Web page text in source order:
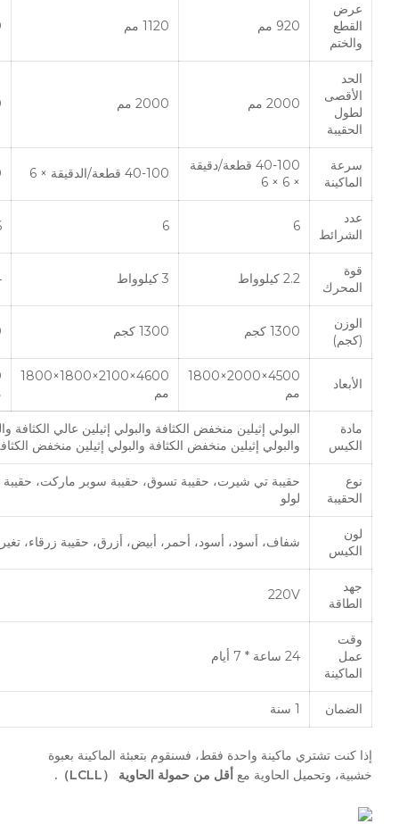
عرض
القطع
والختم
920 مم 1120 مم
الحد
الأقصى
لطول
الحقيبة
2000 مم 2000 مم
سرعة
الماكينة
40-100 قطعة/دقيقة
× 6 × 6
40-100 قطعة/الدقيقة × 6
عدد
الشرائط
6
6
قوة
المحرك
2.2 كيلوواط 3 كيلوواط 4
الوزن
(كجم)
1300 كجم 1300 كجم
الأبعاد
4500×2000×1800
مم
4600×2100×1800×1800
مم
مادة
الكيس
البولي إثيلين منخفض الكثافة والبولي إثيلين عالي الكثافة
والبولي إثيلين منخفض الكثافة والبولي إثيلين منخفض
نوع
الحقيبة
حقيبة تي شيرت، حقيبة تسوق، حقيبة سوبر ماركت، حقيبة
لولو
لون
الكيس
شفاف، أسود، أسود، أحمر، أبيض، أزرق، حقيبة زرقاء،
جهد
الطاقة
220V
وقت
عمل
الماكينة
24 ساعة * 7 أيام
الضمان 1 سنة
إذا كنت تشتري ماكينة واحدة فقط، فسنقوم بتعبئة الماكينة بعبوة
خشبية، وتحميل الحاوية مع أقل من حمولة الحاوية （LCLL）.